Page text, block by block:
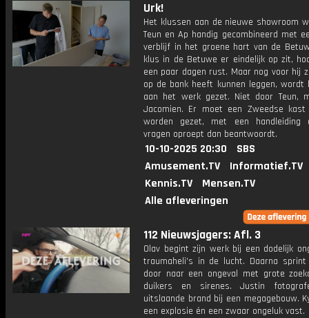
Urk!
Het klussen aan de nieuwe showroom
Teun en Ap handig gecombineerd met
verblijf in het groene hart van de
klus in de Betuwe er eindelijk op zit,
een paar dagen rust. Maar nog voor hij
op de bank heeft kunnen leggen, wordt
aan het werk gezet. Niet door Teun,
Jacomien. Er moet een Zweedse
worden gezet, met een handleiding
vragen oproept dan beantwoordt.
10-10-2025 20:30
SBS
Amusement.TV
Informatief.TV
Kennis.TV
Mensen.TV
Alle afleveringen
112 Nieuwsjagers: Afl. 3
Olav begint zijn werk bij een dodelijk
traumaheli's in de lucht. Daarna
door naar een ongeval met grote
duikers en sirenes. Justin
uitslaande brand bij een megagebouw.
een explosie én een zwaar ongeluk vast.